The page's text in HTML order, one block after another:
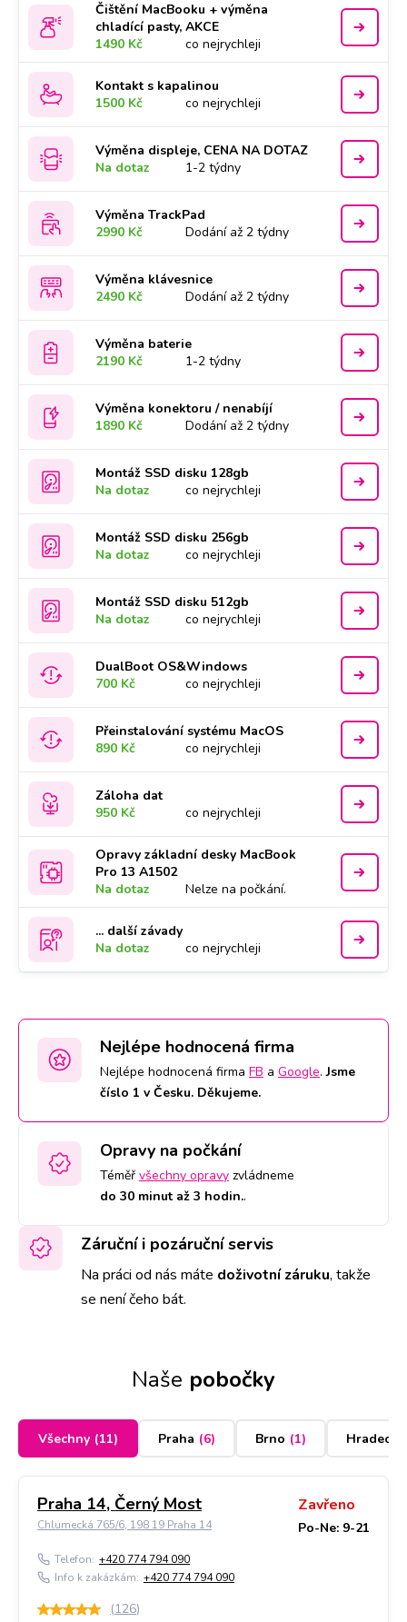
Čištění MacBooku + výměna
chladící pasty, AKCE
1490 Kč
co nejrychleji
Kontakt s kapalinou
1500 Kč
co nejrychleji
Výměna displeje, CENA NA DOTAZ
Na dotaz
1-2 týdny
Výměna TrackPad
2990 Kč
Dodání až 2 týdny
Výměna klávesnice
2490 Kč
Dodání až 2 týdny
Výměna baterie
2190 Kč
1-2 týdny
Výměna konektoru / nenabíjí
1890 Kč
Dodání až 2 týdny
Montáž SSD disku 128gb
Na dotaz
co nejrychleji
Montáž SSD disku 256gb
Na dotaz
co nejrychleji
Montáž SSD disku 512gb
Na dotaz
co nejrychleji
DualBoot OS&Windows
700 Kč
co nejrychleji
Přeinstalování systému MacOS
890 Kč
co nejrychleji
Záloha dat
950 Kč
co nejrychleji
Opravy základní desky MacBook
Pro 13 A1502
Na dotaz
Nelze na počkání.
... další závady
Na dotaz
co nejrychleji
Nejlépe hodnocená firma
Nejlépe hodnocená firma FB a Google.Jsme
číslo 1 v Česku. Děkujeme.
Opravy na počkání
Téměř všechny opravy zvládneme
do 30 minut až 3 hodin..
Záruční i pozáruční servis
Na práci od nás máte doživotní záruku, takže
se není čeho bát.
Naše pobočky
Všechny (11) Praha (6) Brno (1) Hradec
Praha 14, Černý Most
Chlumecká 765/6, 198 19 Praha 14
Zavřeno
Po-Ne: 9-21
Telefon: +420 774 794 090
Info k zakázkám: +420 774 794 090
(126)